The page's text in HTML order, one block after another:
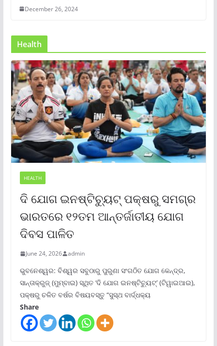
December 26, 2024
Health
HEALTH
ଦି ଯୋଗ ଇନଷ୍ଟିଚ୍ୟୁଟ୍ ପକ୍ଷରୁ ସମଗ୍ର
ଭାରତରେ ୧୨ତମ ଆନ୍ତର୍ଜାତୀୟ ଯୋଗ
ଦିବସ ପାଳିତ
June 24, 2026 admin
ଭୁବନେଶ୍ୱର: ବିଶ୍ୱର ସବୁଠାରୁ ପୁରୁଣା ସଂଗଠିତ ଯୋଗ କେନ୍ଦ୍ର,
ସାନ୍ତାକ୍ରୁଜ୍ (ମୁମ୍ବାଇ) ସ୍ଥିତ ‘ଦି ଯୋଗ ଇନଷ୍ଟିଚ୍ୟୁଟ୍‌’ (ଟିୱାଇଆଇ),
ପକ୍ଷରୁ ଚଳିତ ବର୍ଷର ବିଷୟବସ୍ତୁ “ସୁସ୍ଥ ବାର୍ଦ୍ଧକ୍ୟ
Share